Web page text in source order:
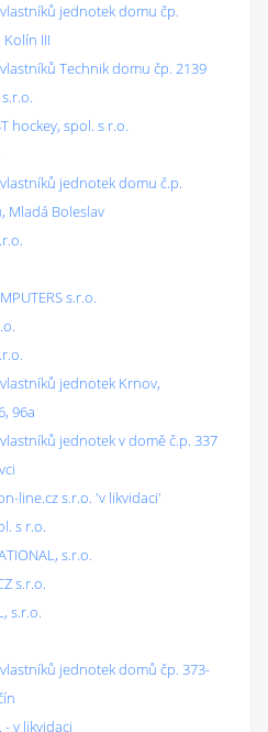
jednotek domu čp.
III
Technik domu čp. 2139
s.r.o.
hockey, spol. s r.o.
jednotek domu č.p.
Mladá Boleslav
s.r.o.
jednotek Krnov,
96a
jednotek v domě č.p. 337
line.cz s.r.o. 'v likvidaci'
s r.o.
s.r.o.
s.r.o.
s.r.o.
jednotek domů čp. 373-
- v likvidaci